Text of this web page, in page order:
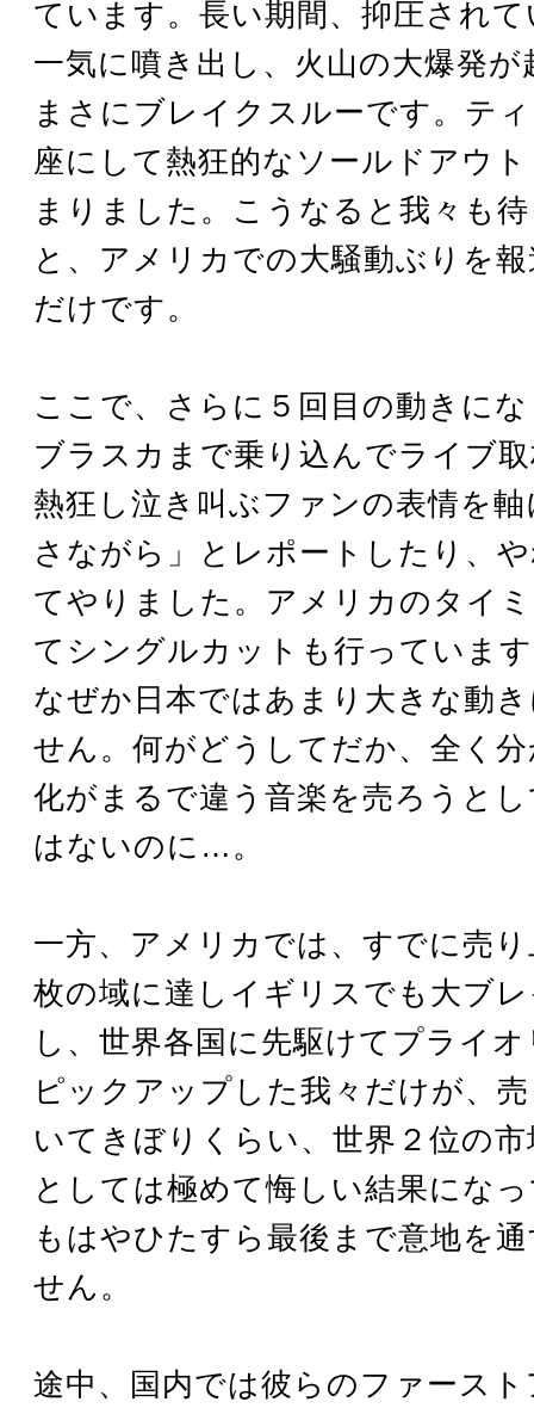
ています。長い期間、抑圧され
一気に噴き出し、火山の大爆発
まさにブレイクスルーです。テ
座にして熱狂的なソールドアウ
まりました。こうなると我々も
と、アメリカでの大騒動ぶりを
だけです。
ここで、さらに５回目の動きに
ブラスカまで乗り込んでライブ
熱狂し泣き叫ぶファンの表情を
さながら」とレポートしたり、
てやりました。アメリカのタイ
てシングルカットも行っていま
なぜか日本ではあまり大きな動
せん。何がどうしてだか、全く
化がまるで違う音楽を売ろうと
はないのに…。
一方、アメリカでは、すでに売
枚の域に達しイギリスでも大ブ
し、世界各国に先駆けてプライ
ピックアップした我々だけが、
いてきぼりくらい、世界２位の
としては極めて悔しい結果にな
もはやひたすら最後まで意地を
せん。
途中、国内では彼らのファース